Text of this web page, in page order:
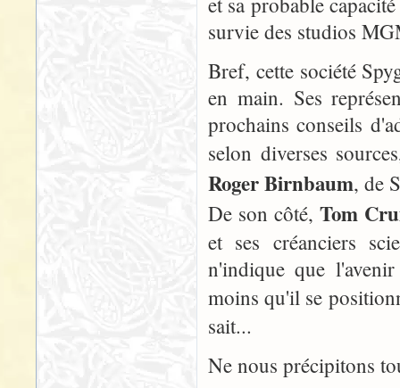
survie des studios
Bref, cette société
en main. Ses
prochains conseils
selon diverses
Roger Birnbaum, de
De son côté, Tom
et ses créanciers
n'indique que
moins qu'il se
sait...
Ne nous précipitons